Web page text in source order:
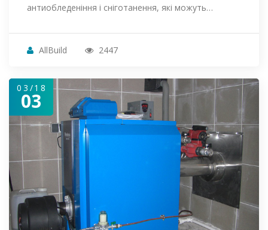
антиобледеніння і сніготанення, які можуть…
AllBuild 2447
03/18
03